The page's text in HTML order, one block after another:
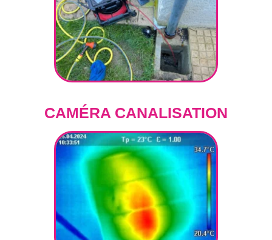
CAMÉRA CANALISATION